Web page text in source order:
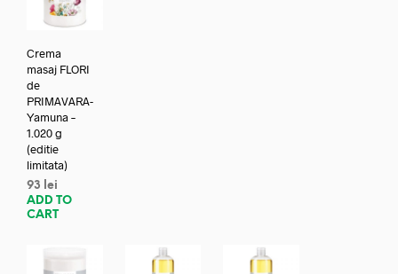
Crema
masaj FLORI
de
PRIMAVARA-
Yamuna –
1.020 g
(editie
limitata)
93
lei
ADD TO
CART